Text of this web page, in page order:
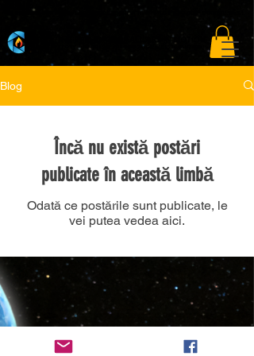
A curated film festival connecting storytellers to the global open market.
Blog
Încă nu există postări
publicate în această limbă
Odată ce postările sunt publicate, le
vei putea vedea aici.